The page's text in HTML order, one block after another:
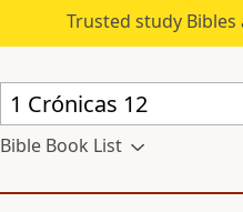
Trusted study
Bible Book List